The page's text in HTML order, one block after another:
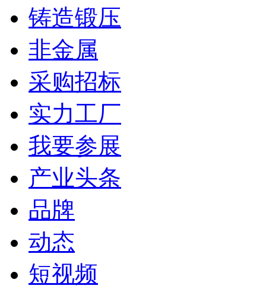
铸造锻压
非金属
采购招标
实力工厂
我要参展
产业头条
品牌
动态
短视频